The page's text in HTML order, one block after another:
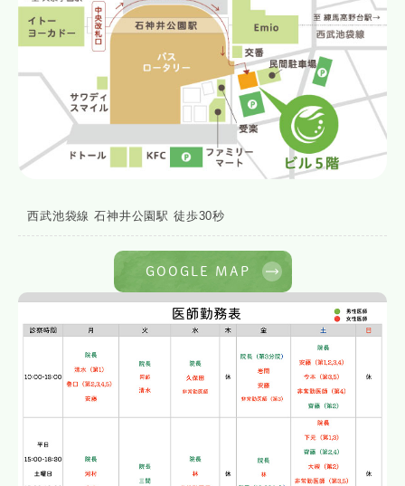
西武池袋線 石神井公園駅 徒歩30秒
GOOGLE MAP